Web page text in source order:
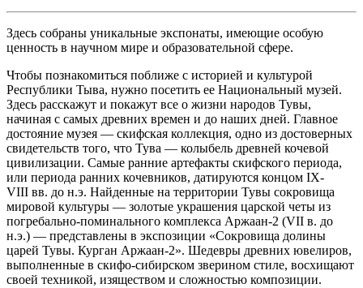
Здесь собраны уникальные экспонаты, имеющие особую
ценность в научном мире и образовательной сфере.
Чтобы познакомиться поближе с историей и культурой
Республики Тыва, нужно посетить ее Национальный музей.
Здесь расскажут и покажут все о жизни народов Тувы,
начиная с самых древних времен и до наших дней. Главное
достояние музея — скифская коллекция, одно из достоверных
свидетельств того, что Тува — колыбель древней кочевой
цивилизации. Самые ранние артефакты скифского периода,
или периода ранних кочевников, датируются концом IХ-
VIII вв. до н.э. Найденные на территории Тувы сокровища
мировой культуры — золотые украшения царской четы из
погребально-поминального комплекса Аржаан-2 (VII в. до
н.э.) — представлены в экспозиции «Сокровища долины
царей Тувы. Курган Аржаан-2». Шедевры древних ювелиров,
выполненные в скифо-сибирском зверином стиле, восхищают
своей техникой, изяществом и сложностью композиции.